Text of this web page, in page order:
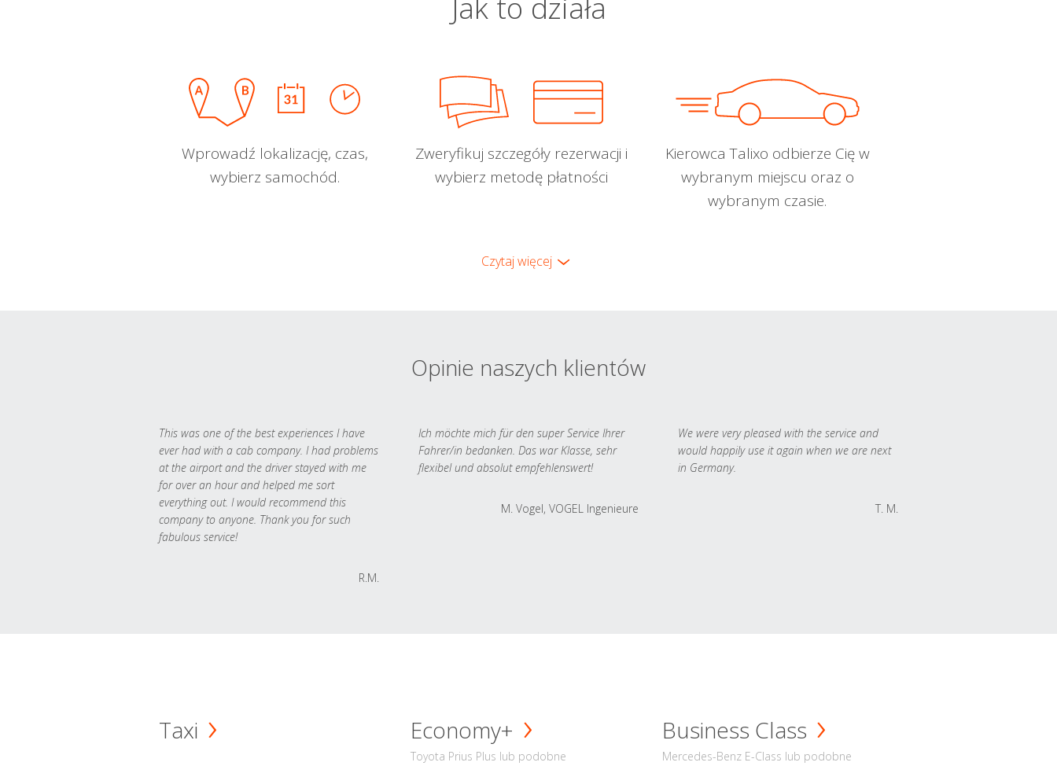
Wprowadź lokalizację, czas,
wybierz samochód.
Zweryfikuj szczegóły rezerwacji i
wybierz metodę płatności
Kierowca Talixo odbierze Cię w
wybranym miejscu oraz o
wybranym czasie.
Czytaj więcej
Opinie naszych klientów
This was one of the best experiences I have
ever had with a cab company. I had problems
at the airport and the driver stayed with me
for over an hour and helped me sort
everything out. I would recommend this
company to anyone. Thank you for such
fabulous service!
R.M.
Ich möchte mich für den super Service Ihrer
Fahrer/in bedanken. Das war Klasse, sehr
flexibel und absolut empfehlenswert!
M. Vogel, VOGEL Ingenieure
We were very pleased with the service and
would happily use it again when we are next
in Germany.
T. M.
Taxi Economy+
Toyota Prius Plus lub podobne
Business Class
Mercedes-Benz E-Class lub podobne